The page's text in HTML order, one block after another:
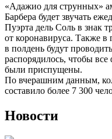
«Адажио для струнных»
Барбера будет звучать
Пуэрта дель Соль в знак
от коронавируса. Также в
в полдень будут
распорядилось, чтобы
были приспущены.
По вчерашним данным,
составило более 7 300
Новости